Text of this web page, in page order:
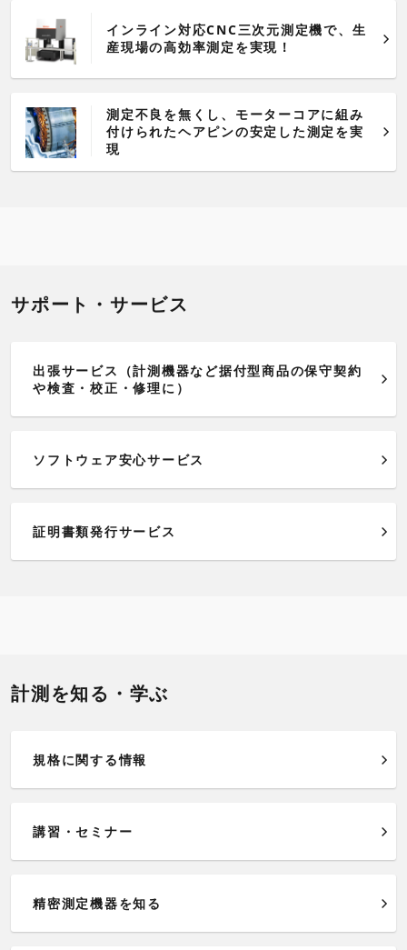
インライン対応CNC三次元測定機で、生
産現場の高効率測定を実現！
測定不良を無くし、モーターコアに組み
付けられたヘアピンの安定した測定を実
現
サポート・サービス
出張サービス（計測機器など据付型商品の保守契約
や検査・校正・修理に）
ソフトウェア安心サービス
証明書類発行サービス
計測を知る・学ぶ
規格に関する情報
講習・セミナー
精密測定機器を知る